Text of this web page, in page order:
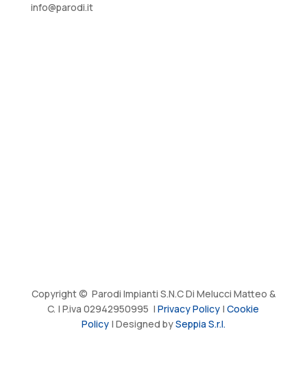
info@parodi.it
Copyright © Parodi Impianti S.N.C Di Melucci Matteo &
C. | P.iva 02942950995 |Privacy Policy |Cookie
Policy| Designed bySeppia S.r.l.